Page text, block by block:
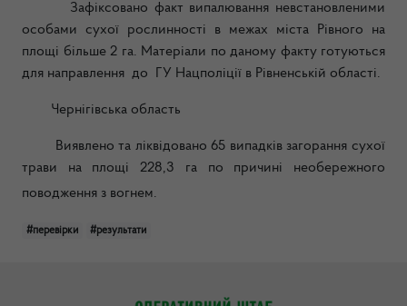
Зафіксовано факт випалювання невстановленими
особами сухої рослинності в межах міста Рівного на
площі більше 2 га. Матеріали по даному факту готуються
для направлення до ГУ Нацполіції в Рівненській області.
Чернігівська область
Виявлено та ліквідовано 65 випадків загорання сухої
трави на площі 228,3 га по причині необережного
поводження з вогнем.
#перевірки #результати